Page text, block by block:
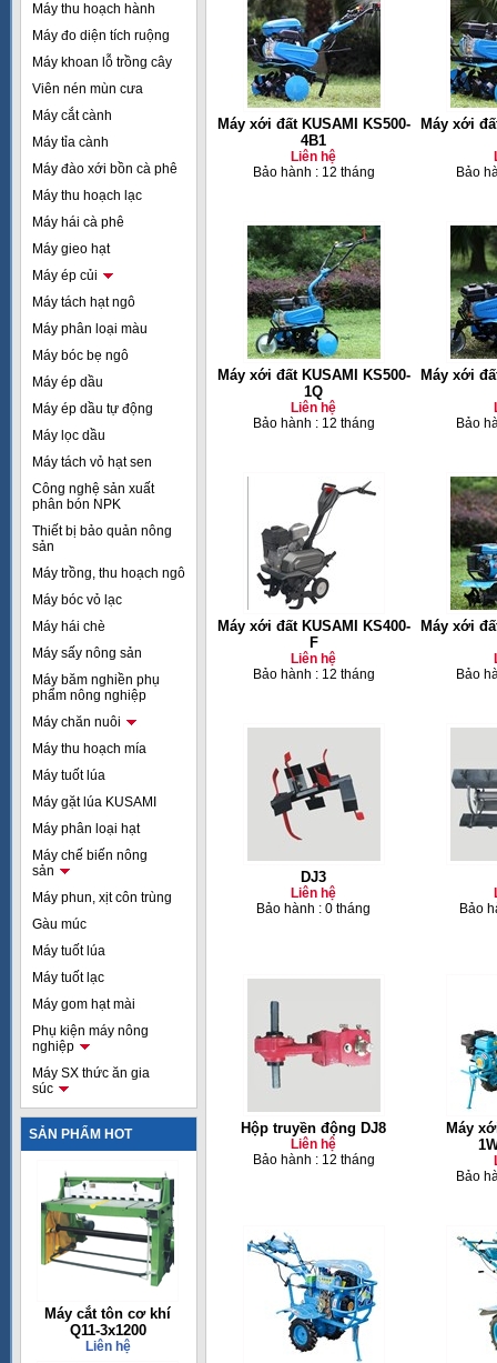
Máy thu hoạch hành
Máy đo diện tích ruộng
Máy khoan lỗ trồng cây
Viên nén mùn cưa
Máy cắt cành
Máy tỉa cành
Máy đào xới bồn cà phê
Máy thu hoạch lạc
Máy hái cà phê
Máy gieo hạt
Máy ép củi
Máy tách hạt ngô
Máy phân loại màu
Máy bóc bẹ ngô
Máy ép dầu
Máy ép dầu tự động
Máy lọc dầu
Máy tách vỏ hạt sen
Công nghệ sản xuất
phân bón NPK
Thiết bị bảo quản nông
sản
Máy trồng, thu hoạch ngô
Máy bóc vỏ lạc
Máy hái chè
Máy sấy nông sản
Máy băm nghiền phụ
phẩm nông nghiệp
Máy chăn nuôi
Máy thu hoạch mía
Máy tuốt lúa
Máy gặt lúa KUSAMI
Máy phân loại hạt
Máy chế biến nông
sản
Máy phun, xịt côn trùng
Gàu múc
Máy tuốt lúa
Máy tuốt lạc
Máy gom hạt mài
Phụ kiện máy nông
nghiệp
Máy SX thức ăn gia
súc
SẢN PHẨM HOT
Máy cắt tôn cơ khí
Q11-3x1200
Liên hệ
Máy xới đất KUSAMI KS500-
4B1
Liên hệ
Bảo hành : 12 tháng
Máy xới
Bảo
Máy xới đất KUSAMI KS500-
1Q
Liên hệ
Bảo hành : 12 tháng
Máy xới
Bảo
Máy xới đất KUSAMI KS400-
F
Liên hệ
Bảo hành : 12 tháng
Máy xới
Bảo
DJ3
Liên hệ
Bảo hành : 0 tháng
Bảo
Hộp truyền động DJ8
Liên hệ
Bảo hành : 12 tháng
Máy
Bảo